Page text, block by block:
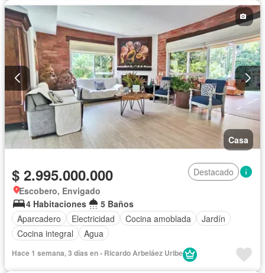
Casa
$ 2.995.000.000
Destacado
Escobero, Envigado
4 Habitaciones
5 Baños
Aparcadero
Electricidad Cocina amoblada
Jardín
Cocina integral
Agua
Hace 1 semana, 3 días en - Ricardo Arbeláez Uribe